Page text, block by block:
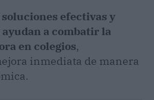
efectivas y
a combatir la
en colegios,
inmediata de manera